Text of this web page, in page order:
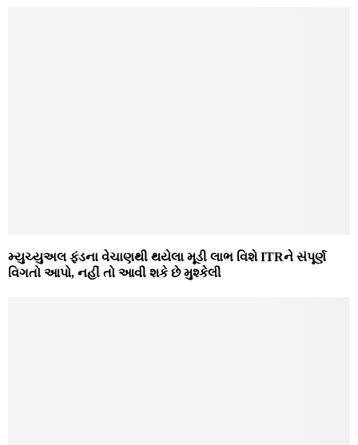
મ્યુચ્યુઅલ ફંડના વેચાણથી થયેલા મૂડી લાભ વિશે ITRને સંપૂર્ણ
વિગતો આપો, નહીં તો આવી શકે છે મુશ્કેલી